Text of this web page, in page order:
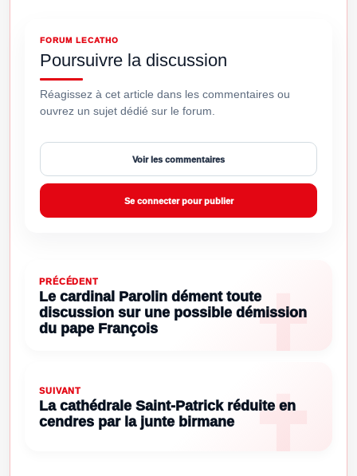
FORUM LECATHO
Poursuivre la discussion
Réagissez à cet article dans les commentaires ou
ouvrez un sujet dédié sur le forum.
Voir les commentaires
Se connecter pour publier
PRÉCÉDENT
Le cardinal Parolin dément toute
discussion sur une possible démission
du pape François
SUIVANT
La cathédrale Saint-Patrick réduite en
cendres par la junte birmane